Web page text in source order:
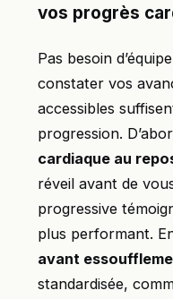
vos progrès
Pas besoin
constater vos
accessibles
progression.
cardiaque au
réveil avant de
progressive
plus performant.
avant
standardisée,